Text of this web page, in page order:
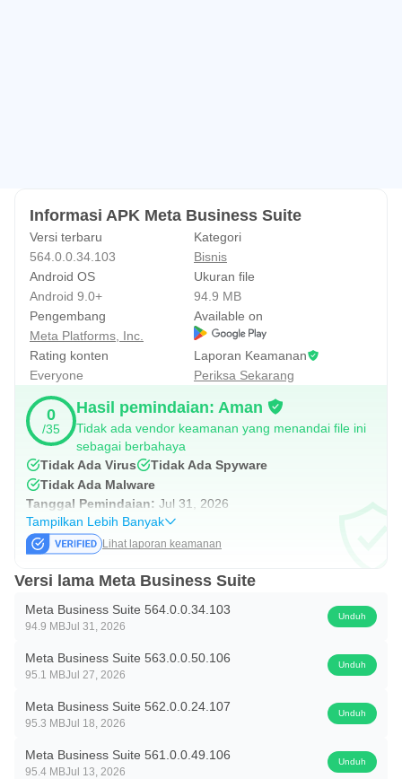
Informasi APK Meta Business Suite
Versi terbaru
564.0.0.34.103
Kategori
Bisnis
Android OS
Android 9.0+
Ukuran file
94.9 MB
Pengembang
Meta Platforms, Inc.
Available on
Rating konten
Everyone
Laporan Keamanan
Periksa Sekarang
0
/35
Hasil pemindaian: Aman
Tidak ada vendor keamanan yang menandai file ini
sebagai berbahaya
Tidak Ada Virus
Tidak Ada Spyware
Tidak Ada Malware
Tanggal Pemindaian: Jul 31, 2026
Tampilkan Lebih Banyak
Lihat laporan keamanan
Versi lama Meta Business Suite
Meta Business Suite 564.0.0.34.103
94.9 MBJul 31, 2026
Unduh
Meta Business Suite 563.0.0.50.106
95.1 MBJul 27, 2026
Unduh
Meta Business Suite 562.0.0.24.107
95.3 MBJul 18, 2026
Unduh
Meta Business Suite 561.0.0.49.106
95.4 MBJul 13, 2026
Unduh